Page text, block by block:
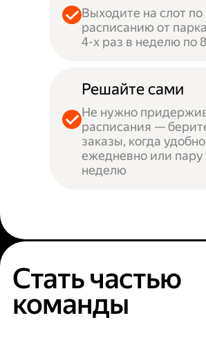
Выходите на слот по
расписанию от
4-х раз в неделю по
Решайте сами
Не нужно
расписания —
заказы, когда
ежедневно или пару
неделю
Стать частью
команды